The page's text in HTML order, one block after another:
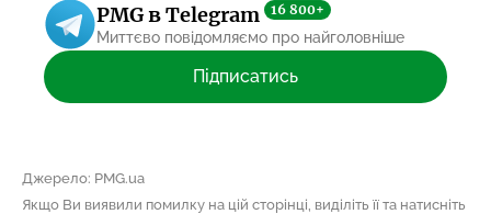
PMG в Telegram 16 800+
Миттєво повідомляємо про найголовніше
Підписатись
Джерело: PMG.ua
Якщо Ви виявили помилку на цій сторінці, виділіть її та натисніть